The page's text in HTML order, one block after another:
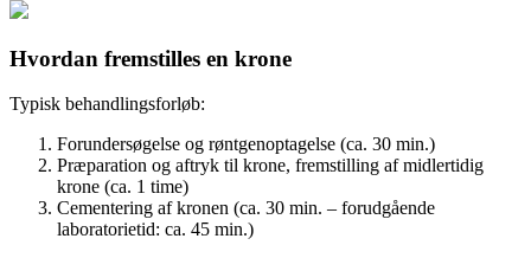
Hvordan fremstilles en krone
Typisk behandlingsforløb:
Forundersøgelse og røntgenoptagelse (ca. 30 min.)
Præparation og aftryk til krone, fremstilling af midlertidig
krone (ca. 1 time)
Cementering af kronen (ca. 30 min. – forudgående
laboratorietid: ca. 45 min.)